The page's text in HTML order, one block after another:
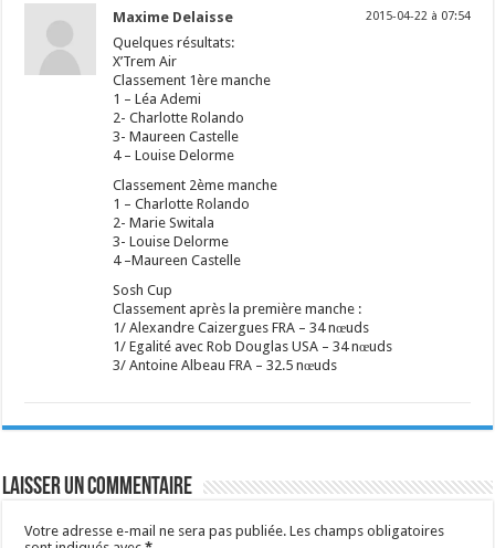
Maxime Delaisse 2015-04-22 à 07:54
Quelques résultats:
X’Trem Air
Classement 1ère manche
1 – Léa Ademi
2- Charlotte Rolando
3- Maureen Castelle
4 – Louise Delorme
Classement 2ème manche
1 – Charlotte Rolando
2- Marie Switala
3- Louise Delorme
4 –Maureen Castelle
Sosh Cup
Classement après la première manche :
1/ Alexandre Caizergues FRA – 34 nœuds
1/ Egalité avec Rob Douglas USA – 34 nœuds
3/ Antoine Albeau FRA – 32.5 nœuds
Laisser un commentaire
Votre adresse e-mail ne sera pas publiée. Les champs obligatoires